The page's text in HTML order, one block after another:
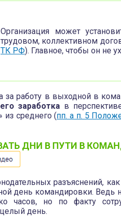
Организация может
трудовом, коллективном
ТК РФ). Главное, чтобы он не
за работу в выходной в
заработка в
среднего (пп. а п. 5
ДНИ В ПУТИ В
разъяснений,
день командировки. Ведь
часов, но по факту
день.